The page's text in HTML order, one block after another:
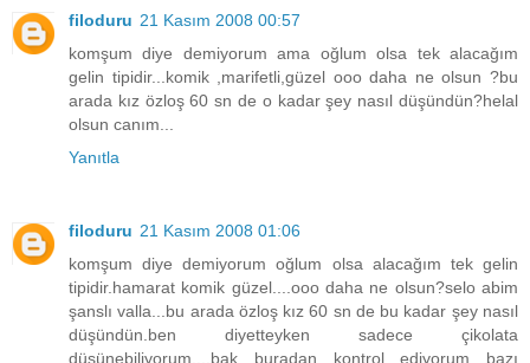
filoduru 21 Kasım 2008 00:57
komşum diye demiyorum ama oğlum olsa tek alacağım
gelin tipidir...komik ,marifetli,güzel ooo daha ne olsun ?bu
arada kız özloş 60 sn de o kadar şey nasıl düşündün?helal
olsun canım...
Yanıtla
filoduru 21 Kasım 2008 01:06
komşum diye demiyorum oğlum olsa alacağım tek gelin
tipidir.hamarat komik güzel....ooo daha ne olsun?selo abim
şanslı valla...bu arada özloş kız 60 sn de bu kadar şey nasıl
düşündün.ben diyetteyken sadece çikolata
düşünebiliyorum....bak buradan kontrol ediyorum bazı